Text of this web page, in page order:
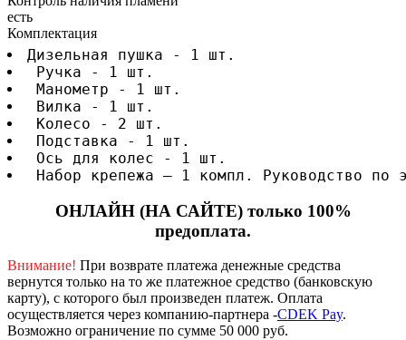
есть
Комплектация
Дизельная пушка - 1 шт.
Ручка - 1 шт.
Манометр - 1 шт.
Вилка - 1 шт.
Колесо - 2 шт.
Подставка - 1 шт.
Ось для колес - 1 шт.
Набор крепежа – 1 компл. Руководство по
ОНЛАЙН (НА САЙТЕ) только 100%
предоплата.
Внимание! При возврате платежа денежные средства
вернутся только на то же платежное средство (банковскую
карту), с которого был произведен платеж. Оплата
осуществляется через компанию-партнера -CDEK Pay.
Возможно ограничение по сумме 50 000 руб.